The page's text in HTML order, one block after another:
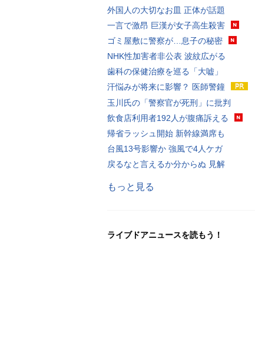
外国人の大切なお皿 正体が話題
一言で激昂 巨漢が女子高生殺害
ゴミ屋敷に警察が…息子の秘密
NHK性加害者非公表 波紋広がる
歯科の保健治療を巡る「大嘘」
汗悩みが将来に影響？ 医師警鐘
玉川氏の「警察官が死刑」に批判
飲食店利用者192人が腹痛訴える
帰省ラッシュ開始 新幹線満席も
台風13号影響か 強風で4人ケガ
戻るなと言えるか分からぬ 見解
もっと見る
ライブドアニュースを読もう！